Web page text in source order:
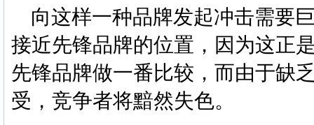
向这样一种品牌发起冲击需要
接近先锋品牌的位置，因为这正
先锋品牌做一番比较，而由于缺
受，竞争者将黯然失色。